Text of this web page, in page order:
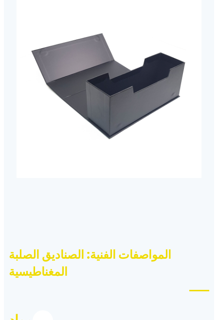
المواصفات الفنية: الصناديق الصلبة
المغناطيسية